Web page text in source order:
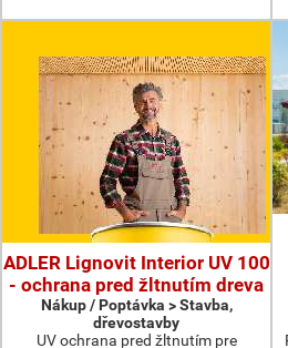
ADLER Lignovit Interior UV 100
- ochrana pred žltnutím dreva
Nákup / Poptávka > Stavba,
dřevostavby
UV ochrana pred žltnutím pre